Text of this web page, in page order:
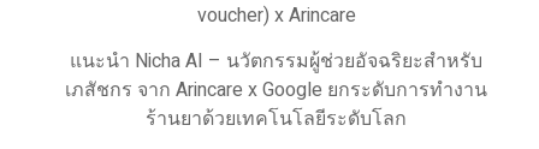
voucher) x Arincare
แนะนำ Nicha AI – นวัตกรรมผู้ช่วยอัจฉริยะสำหรับ
เภสัชกร จาก Arincare x Google ยกระดับการทำงาน
ร้านยาด้วยเทคโนโลยีระดับโลก